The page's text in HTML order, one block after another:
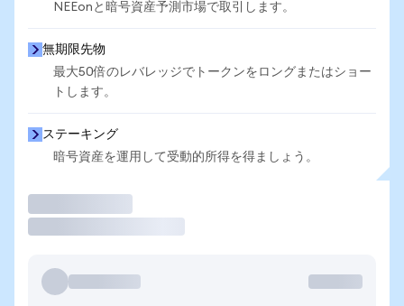
NEEonと暗号資産予測市場で取引します。
無期限先物
最大50倍のレバレッジでトークンをロングまたはショー
トします。
ステーキング
暗号資産を運用して受動的所得を得ましょう。